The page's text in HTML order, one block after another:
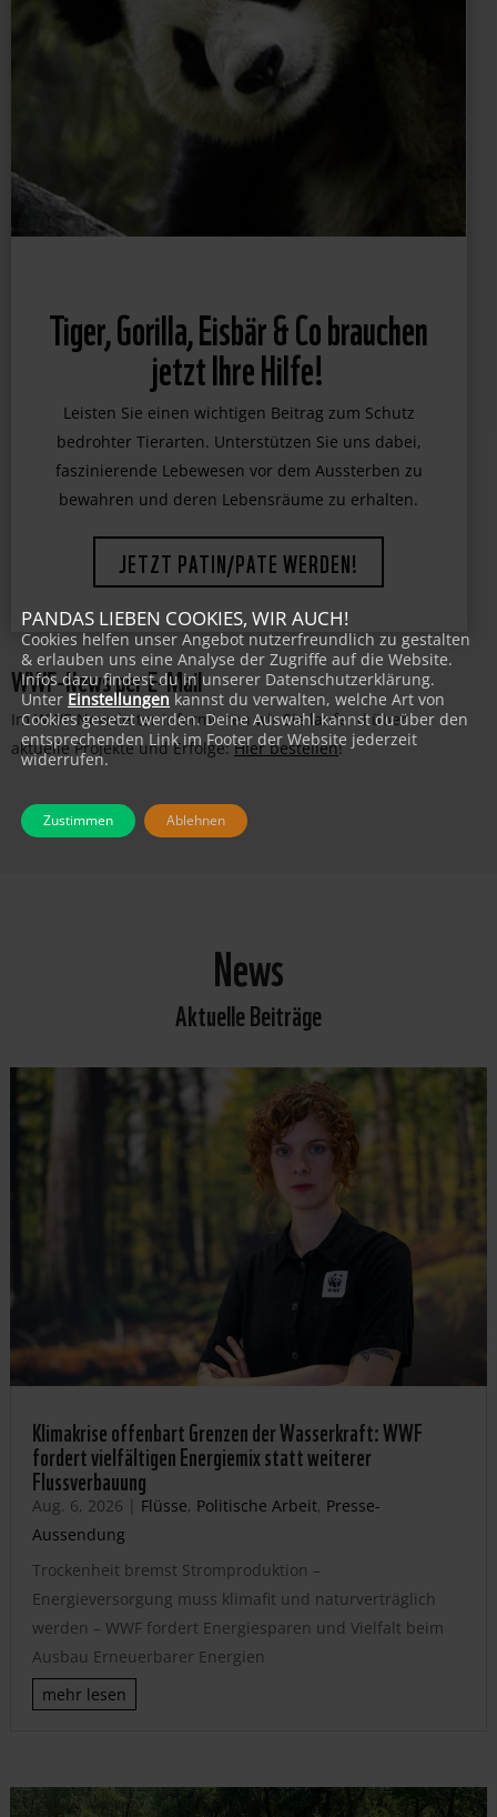
Tiger, Gorilla, Eisbär & Co brauchen
jetzt Ihre Hilfe!
Leisten Sie einen wichtigen Beitrag zum Schutz
bedrohter Tierarten. Unterstützen Sie uns dabei,
faszinierende Lebewesen vor dem Aussterben zu
bewahren und deren Lebensräume zu erhalten.
JETZT PATIN/PATE WERDEN!
WWF-News per E-Mail
Im WWF-Newsletter informieren wir Sie laufend über
aktuelle Projekte und Erfolge:Hier bestellen!
News
Aktuelle Beiträge
Klimakrise offenbart Grenzen der Wasserkraft: WWF
fordert vielfältigen Energiemix statt weiterer
Flussverbauung
Aug. 6, 2026 | Flüsse, Politische Arbeit, Presse-
Aussendung
Trockenheit bremst Stromproduktion –
Energieversorgung muss klimafit und naturverträglich
werden – WWF fordert Energiesparen und Vielfalt beim
Ausbau Erneuerbarer Energien
mehr lesen
PANDAS LIEBEN COOKIES, WIR AUCH!
Cookies helfen unser Angebot nutzerfreundlich zu gestalten
& erlauben uns eine Analyse der Zugriffe auf die Website.
Infos dazu findest du in unserer Datenschutzerklärung.
UnterEinstellungen kannst du verwalten, welche Art von
Cookies gesetzt werden. Deine Auswahl kannst du über den
entsprechenden Link im Footer der Website jederzeit
widerrufen.
Zustimmen Ablehnen